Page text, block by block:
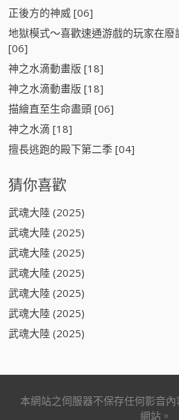
正後方的神威 [06]
地獄模式～喜歡速通游戲的玩家在
[06]
神之水滴動畫版 [18]
神之水滴動畫版 [18]
描繪直至生命盡頭 [06]
神之水滴 [18]
擅長逃跑的殿下第二季 [04]
猜你喜歡
武魂大陸 (2025)
武魂大陸 (2025)
武魂大陸 (2025)
武魂大陸 (2025)
武魂大陸 (2025)
武魂大陸 (2025)
武魂大陸 (2025)
本網站之伺服器不保存任何影音
網站。